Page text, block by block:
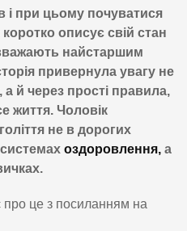
і при цьому почуватися
описує свій стан
найстаршим
привернула увагу не
й через прості правила,
життя. Чоловік
не в дорогих
оздоровлення, а
про це з посиланням на